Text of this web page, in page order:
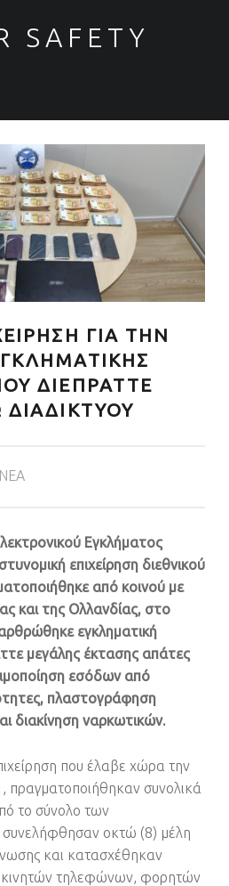
SAFETY
ΓΙΑ ΤΗΝ
ΔΙΕΠΡΑΤΤΕ
ΝΕΑ
Εγκλήματος
επιχείρηση διεθνικού
από κοινού με
και της Ολλανδίας, στο
εγκληματική
μεγάλης έκτασης απάτες
εσόδων από
πλαστογράφηση
διακίνηση ναρκωτικών.
που έλαβε χώρα την
πραγματοποιήθηκαν συνολικά
το σύνολο των
οκτώ (8) μέλη
και κατασχέθηκαν
τηλεφώνων, φορητών